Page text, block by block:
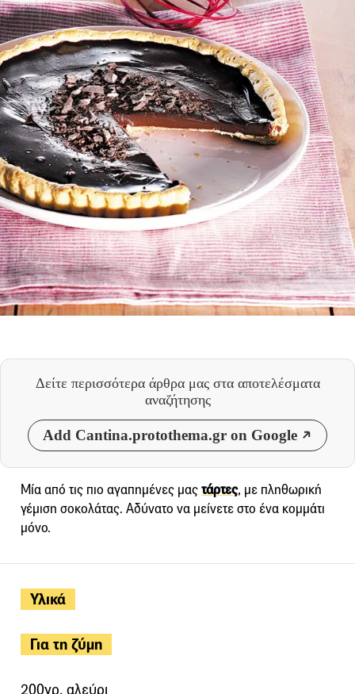
Δείτε περισσότερα άρθρα μας στα αποτελέσματα
αναζήτησης
Add Cantina.protothema.gr on Google
Υλικά
Για τη ζύμη
200γρ. αλεύρι
Μία από τις πιο αγαπημένες μαςτάρτες, με πληθωρική
γέμιση σοκολάτας. Αδύνατο να μείνετε στο ένα κομμάτι
μόνο.